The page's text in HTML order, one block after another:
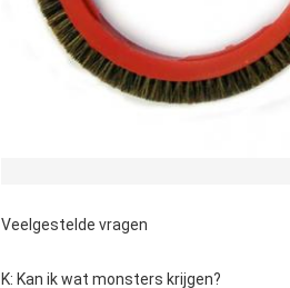
Veelgestelde vragen
K: Kan ik wat monsters krijgen?